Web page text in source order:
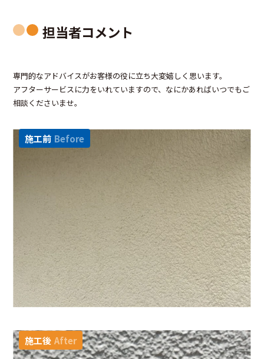
担当者コメント
専門的なアドバイスがお客様の役に立ち大変嬉しく思います。
アフターサービスに力をいれていますので、なにかあればいつでもご
相談くださいませ。
施工前 Before
施工後 After